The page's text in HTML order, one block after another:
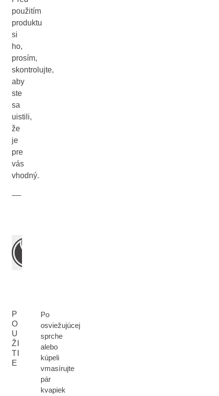
použitím
produktu
si
ho,
prosím,
skontrolujte,
aby
ste
sa
uistili,
že
je
pre
vás
vhodný.
P
O
U
ŽI
TI
E
Po
osviežujúcej
sprche
alebo
kúpeli
vmasírujte
pár
kvapiek